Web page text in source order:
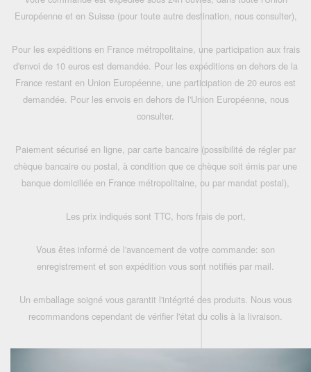
Européenne et en Suisse (pour toute autre destination, nous consulter),
Pour les expéditions en France métropolitaine, une participation aux frais
d'envoi de 10 euros est demandée. Pour les expéditions en dehors de la
France restant en Union Européenne, une participation de 20 euros est
demandée. Pour les envois en dehors de l'Union Européenne, nous
consulter.
Paiement sécurisé en ligne, par carte bancaire (possibilité de régler par
chèque bancaire ou postal, à condition que ce chèque soit émis par une
banque domiciliée en France métropolitaine, ou par mandat postal),
Les prix indiqués sont TTC, hors frais de port,
Vous êtes informé de l'avancement de votre commande: son
enregistrement et son expédition vous sont notifiés par mail.
Un emballage soigné vous garantit l'intégrité des produits. Nous vous
recommandons cependant de vérifier l'état du colis à la livraison.